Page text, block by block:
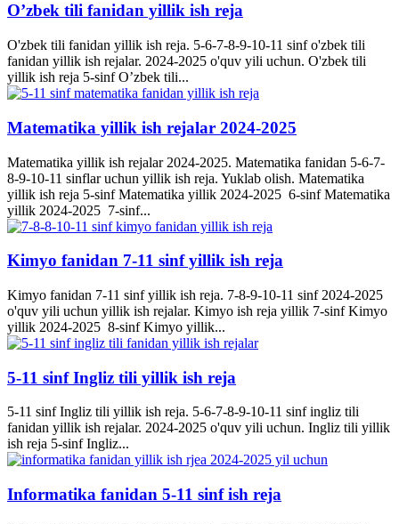
O’zbek tili fanidan yillik ish reja
O'zbek tili fanidan yillik ish reja. 5-6-7-8-9-10-11 sinf o'zbek tili
fanidan yillik ish rejalar. 2024-2025 o'quv yili uchun. O'zbek tili
yillik ish reja 5-sinf O’zbek tili...
Matematika yillik ish rejalar 2024-2025
Matematika yillik ish rejalar 2024-2025. Matematika fanidan 5-6-7-
8-9-10-11 sinflar uchun yillik ish reja. Yuklab olish. Matematika
yillik ish reja 5-sinf Matematika yillik 2024-2025 6-sinf Matematika
yillik 2024-2025 7-sinf...
Kimyo fanidan 7-11 sinf yillik ish reja
Kimyo fanidan 7-11 sinf yillik ish reja. 7-8-9-10-11 sinf 2024-2025
o'quv yili uchun yillik ish rejalar. Kimyo ish reja yillik 7-sinf Kimyo
yillik 2024-2025 8-sinf Kimyo yillik...
5-11 sinf Ingliz tili yillik ish reja
5-11 sinf Ingliz tili yillik ish reja. 5-6-7-8-9-10-11 sinf ingliz tili
fanidan yillik ish rejalar. 2024-2025 o'quv yili uchun. Ingliz tili yillik
ish reja 5-sinf Ingliz...
Informatika fanidan 5-11 sinf ish reja